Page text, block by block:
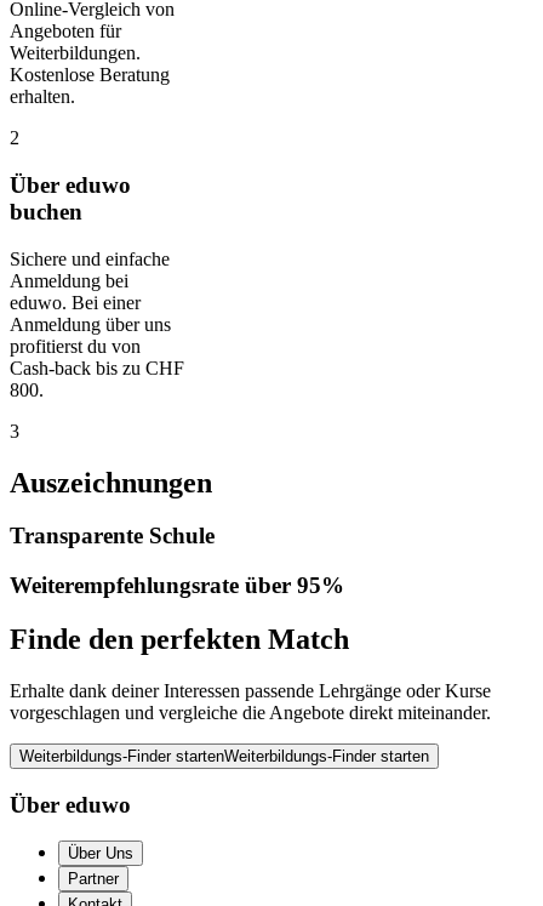
Online-Vergleich von
Angeboten für
Weiterbildungen.
Kostenlose Beratung
erhalten.
2
Über eduwo
buchen
Sichere und einfache
Anmeldung bei
eduwo. Bei einer
Anmeldung über uns
profitierst du von
Cash-back bis zu CHF
800.
3
Auszeichnungen
Transparente Schule
Weiterempfehlungsrate über 95%
Finde den perfekten Match
Erhalte dank deiner Interessen passende Lehrgänge oder Kurse
vorgeschlagen und vergleiche die Angebote direkt miteinander.
Weiterbildungs-Finder startenWeiterbildungs-Finder starten
Über eduwo
Über Uns
Partner